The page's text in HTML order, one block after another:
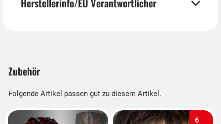
Herstellerinfo/EU Verantwortlicher
Zubehör
Folgende Artikel passen gut zu diesem Artikel.
6